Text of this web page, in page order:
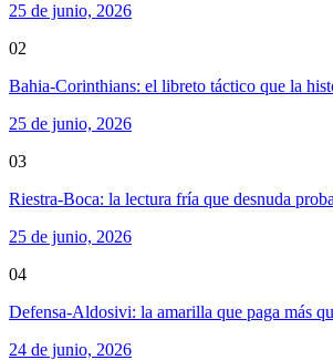
25 de junio, 2026
02
Bahia-Corinthians: el libreto táctico que la
25 de junio, 2026
03
Riestra-Boca: la lectura fría que desnuda
25 de junio, 2026
04
Defensa-Aldosivi: la amarilla que paga más
24 de junio, 2026